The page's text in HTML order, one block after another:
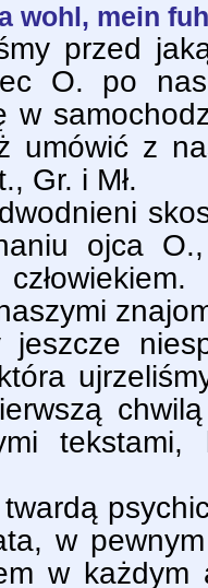
wohl, mein
przed
O. po
w
umówić z
Gr. i Mł.
ojca
jeszcze
w
w